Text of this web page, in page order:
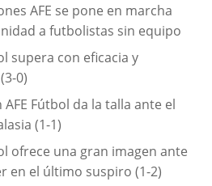
AFE se pone en marcha
a futbolistas sin equipo
supera con eficacia y
0)
Fútbol da la talla ante el
(1-1)
ofrece una gran imagen ante
en el último suspiro (1-2)